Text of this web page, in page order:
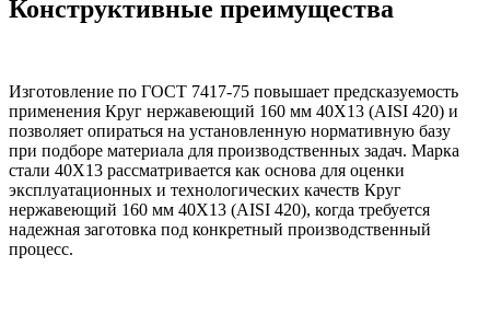
Конструктивные преимущества
Изготовление по ГОСТ 7417-75 повышает предсказуемость
применения Круг нержавеющий 160 мм 40Х13 (AISI 420) и
позволяет опираться на установленную нормативную базу
при подборе материала для производственных задач. Марка
стали 40Х13 рассматривается как основа для оценки
эксплуатационных и технологических качеств Круг
нержавеющий 160 мм 40Х13 (AISI 420), когда требуется
надежная заготовка под конкретный производственный
процесс.